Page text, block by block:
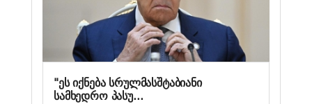
"ეს იქნება სრულმასშტაბიანი
სამხედრო პასუ...